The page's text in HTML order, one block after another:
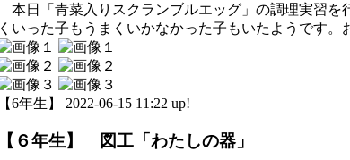
本日「青菜入りスクランブルエッグ」の調理実習を
くいった子もうまくいかなかった子もいたようです。
【6年生】 2022-06-15 11:22 up!
【６年生】 図工「わたしの器」